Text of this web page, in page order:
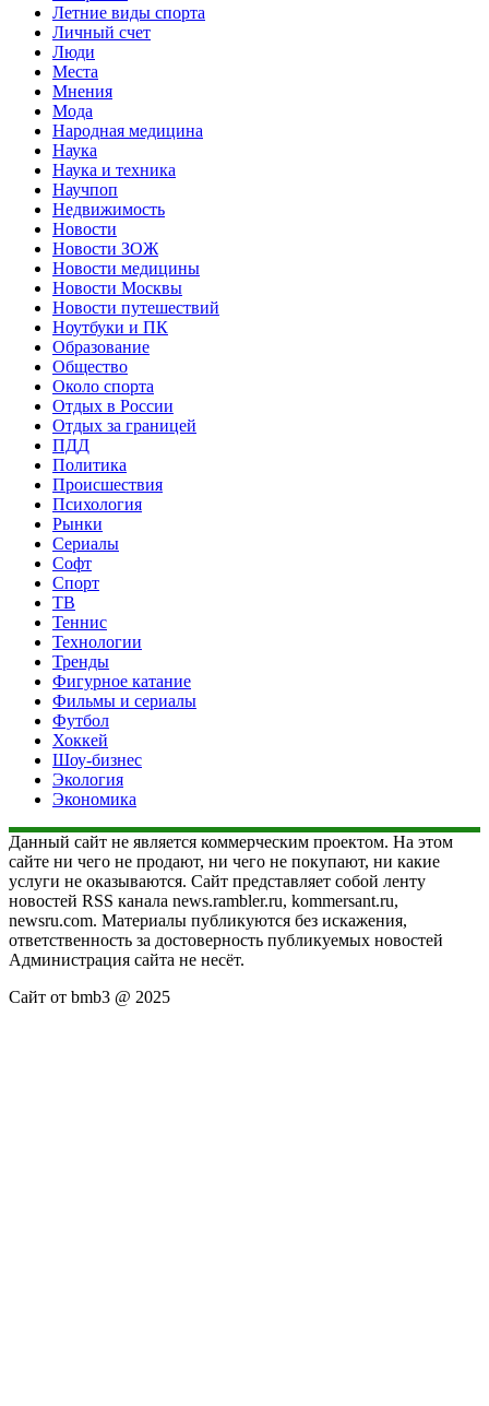
Летние виды спорта
Личный счет
Люди
Места
Мнения
Мода
Народная медицина
Наука
Наука и техника
Научпоп
Недвижимость
Новости
Новости ЗОЖ
Новости медицины
Новости Москвы
Новости путешествий
Ноутбуки и ПК
Образование
Общество
Около спорта
Отдых в России
Отдых за границей
ПДД
Политика
Происшествия
Психология
Рынки
Сериалы
Софт
Спорт
ТВ
Теннис
Технологии
Тренды
Фигурное катание
Фильмы и сериалы
Футбол
Хоккей
Шоу-бизнес
Экология
Экономика
Данный сайт не является коммерческим проектом. На этом
сайте ни чего не продают, ни чего не покупают, ни какие
услуги не оказываются. Сайт представляет собой ленту
новостей RSS канала news.rambler.ru, kommersant.ru,
newsru.com. Материалы публикуются без искажения,
ответственность за достоверность публикуемых новостей
Администрация сайта не несёт.
Сайт от bmb3 @ 2025